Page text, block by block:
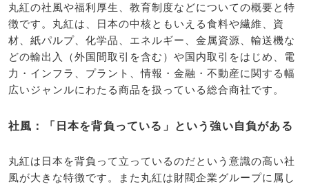
丸紅の社風や福利厚生、教育制度などについての概要と特
徴です。丸紅は、日本の中核ともいえる食料や繊維、資
材、紙パルプ、化学品、エネルギー、金属資源、輸送機な
どの輸出入（外国間取引を含む）や国内取引をはじめ、電
力・インフラ、プラント、情報・金融・不動産に関する幅
広いジャンルにわたる商品を扱っている総合商社です。
社風：「日本を背負っている」という強い自負がある
丸紅は日本を背負って立っているのだという意識の高い社
風が大きな特徴です。また丸紅は財閥企業グループに属し